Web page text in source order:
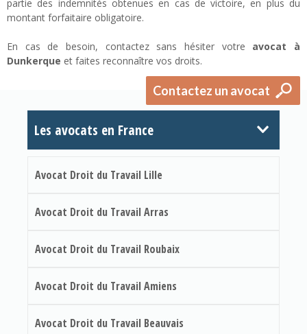
partie des indemnités obtenues en cas de victoire, en plus du
montant forfaitaire obligatoire.
En cas de besoin, contactez sans hésiter votre avocat à
Dunkerque et faites reconnaître vos droits.
Contactez un avocat
Les avocats en France
Avocat Droit du Travail Lille
Avocat Droit du Travail Arras
Avocat Droit du Travail Roubaix
Avocat Droit du Travail Amiens
Avocat Droit du Travail Beauvais